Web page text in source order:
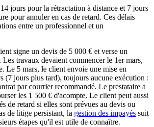
jours pour la rétractation à distance et 7 jours
pour annuler en cas de retard. Ces délais
entre un professionnel et un
signe un devis de 5 000 € et verse un
travaux devaient commencer le 1er mars,
Le 5 mars, le client envoie une mise en
(7 jours plus tard), toujours aucune exécution :
par courrier recommandé. Le prestataire a
les 1 500 € d'acompte. Le client peut aussi
de retard si elles sont prévues au devis ou
de litige persistant, la gestion des impayés suit
étapes qu'il est utile de connaître.